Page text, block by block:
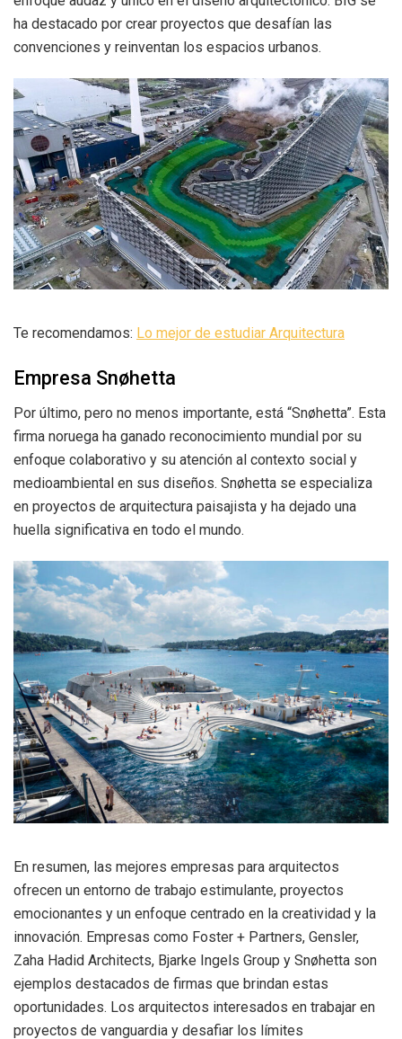
ha destacado por crear proyectos que desafían las
convenciones y reinventan los espacios urbanos.
Te recomendamos: Lo mejor de estudiar Arquitectura
Empresa Snøhetta
Por último, pero no menos importante, está “Snøhetta”. Esta
firma noruega ha ganado reconocimiento mundial por su
enfoque colaborativo y su atención al contexto social y
medioambiental en sus diseños. Snøhetta se especializa
en proyectos de arquitectura paisajista y ha dejado una
huella significativa en todo el mundo.
En resumen, las mejores empresas para arquitectos
ofrecen un entorno de trabajo estimulante, proyectos
emocionantes y un enfoque centrado en la creatividad y la
innovación. Empresas como Foster + Partners, Gensler,
Zaha Hadid Architects, Bjarke Ingels Group y Snøhetta son
ejemplos destacados de firmas que brindan estas
oportunidades. Los arquitectos interesados en trabajar en
proyectos de vanguardia y desafiar los límites